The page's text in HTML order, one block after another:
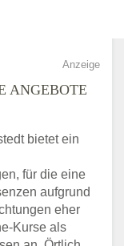
Anzeige
ANGEBOTE
bietet ein
für die eine
aufgrund
eher
Kurse als